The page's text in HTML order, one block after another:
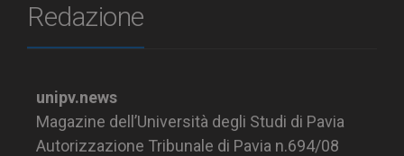
Redazione
unipv.news
Magazine dell’Università degli Studi di Pavia
Autorizzazione Tribunale di Pavia n.694/08